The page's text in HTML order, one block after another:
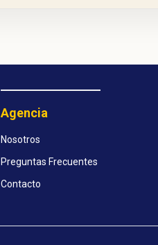
Agencia
Nosotros
Preguntas Frecuentes
Contacto